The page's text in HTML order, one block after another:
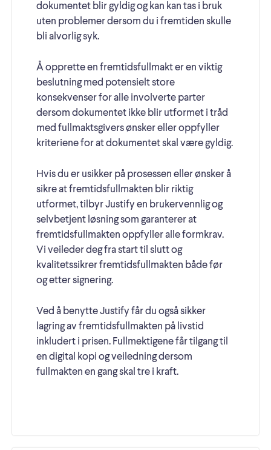
dokumentet blir gyldig og kan kan tas i bruk
uten problemer dersom du i fremtiden skulle
bli alvorlig syk.
Å opprette en fremtidsfullmakt er en viktig
beslutning med potensielt store
konsekvenser for alle involverte parter
dersom dokumentet ikke blir utformet i tråd
med fullmaktsgivers ønsker eller oppfyller
kriteriene for at dokumentet skal være gyldig.
Hvis du er usikker på prosessen eller ønsker å
sikre at fremtidsfullmakten blir riktig
utformet, tilbyr Justify en brukervennlig og
selvbetjent løsning som garanterer at
fremtidsfullmakten oppfyller alle formkrav.
Vi veileder deg fra start til slutt og
kvalitetssikrer fremtidsfullmakten både før
og etter signering.
Ved å benytte Justify får du også sikker
lagring av fremtidsfullmakten på livstid
inkludert i prisen. Fullmektigene får tilgang til
en digital kopi og veiledning dersom
fullmakten en gang skal tre i kraft.